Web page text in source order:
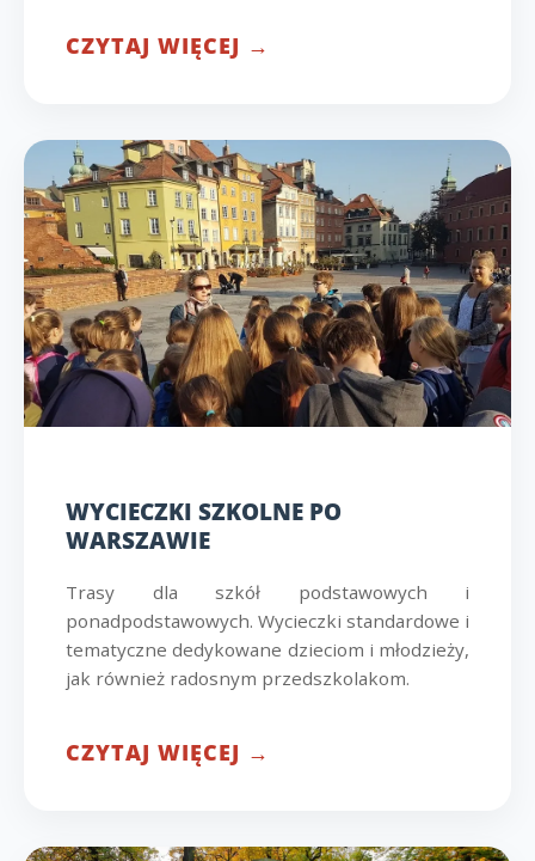
CZYTAJ WIĘCEJ →
WYCIECZKI SZKOLNE PO
WARSZAWIE
Trasy dla szkół podstawowych i
ponadpodstawowych. Wycieczki standardowe i
tematyczne dedykowane dzieciom i młodzieży,
jak również radosnym przedszkolakom.
CZYTAJ WIĘCEJ →